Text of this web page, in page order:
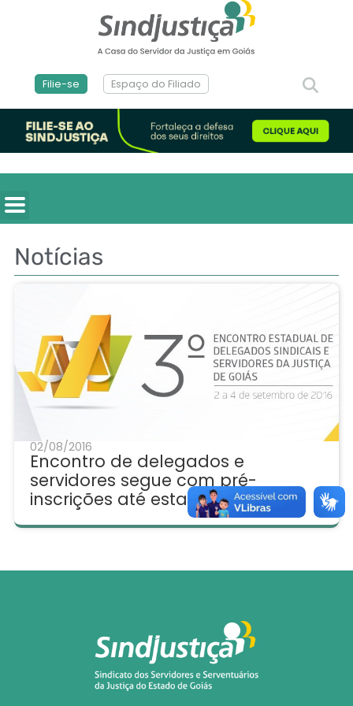
Filie-se Espaço do Filiado
Notícias
02/08/2016
Encontro de delegados e
servidores segue com pré-
inscrições até esta terça, 9